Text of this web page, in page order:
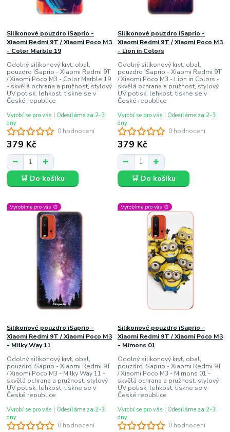
0 hodnocení
Silikonové pouzdro iSaprio -
Xiaomi Redmi 9T / Xiaomi Poco M3
- Color Marble 19
Odolný silikonový kryt, obal,
pouzdro iSaprio - Xiaomi Redmi 9T
/ Xiaomi Poco M3 - Color Marble 19
- skvělá ochrana a pružnost, stylový
UV potisk, lehkost, tiskne se v
České republice
379 Kč
Vyrobí se pro vás | Odesíláme za 2-3
dny
🛒 Do košíku
0 hodnocení
Silikonové pouzdro iSaprio -
Xiaomi Redmi 9T / Xiaomi Poco M3
- Lion in Colors
Odolný silikonový kryt, obal,
pouzdro iSaprio - Xiaomi Redmi 9T
/ Xiaomi Poco M3 - Lion in Colors -
skvělá ochrana a pružnost, stylový
UV potisk, lehkost, tiskne se v
České republice
379 Kč
Vyrobí se pro vás | Odesíláme za 2-3
dny
🛒 Do košíku
Vyrobíme pro vás 🎨
0 hodnocení
Silikonové pouzdro iSaprio -
Xiaomi Redmi 9T / Xiaomi Poco M3
- Milky Way 11
Odolný silikonový kryt, obal,
pouzdro iSaprio - Xiaomi Redmi 9T
/ Xiaomi Poco M3 - Milky Way 11 -
skvělá ochrana a pružnost, stylový
UV potisk, lehkost, tiskne se v
České republice
Vyrobí se pro vás | Odesíláme za 2-3
dny
Vyrobíme pro vás 🎨
0 hodnocení
Silikonové pouzdro iSaprio -
Xiaomi Redmi 9T / Xiaomi Poco M3
- Mimons 01
Odolný silikonový kryt, obal,
pouzdro iSaprio - Xiaomi Redmi 9T
/ Xiaomi Poco M3 - Mimons 01 -
skvělá ochrana a pružnost, stylový
UV potisk, lehkost, tiskne se v
České republice
Vyrobí se pro vás | Odesíláme za 2-3
dny